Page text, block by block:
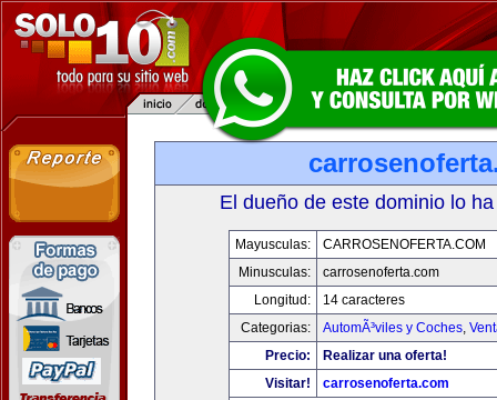
El dueño de este dominio lo
Mayusculas:
CARROSENOFERTA.COM
Minusculas:
carrosenoferta.com
Longitud:
14 caracteres
Categorias:
AutomÃ³viles y Coches,
Precio:
Realizar una oferta!
Visitar!
carrosenoferta.com